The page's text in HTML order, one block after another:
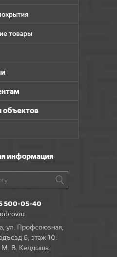
товары
объектов
информация
500-05-40
ул. Профсоюзная,
6, этаж 10.
М. В. Келдыша